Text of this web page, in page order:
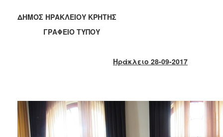
2013
2012
2011
ΔΗΜΟΣ ΗΡΑΚΛΕΙΟΥ ΚΡΗΤΗΣ
ΓΡΑΦΕΙΟ ΤΥΠΟΥ
Ηράκλειο 28-09-2017